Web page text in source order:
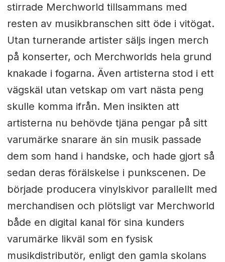
stirrade Merchworld tillsammans med
resten av musikbranschen sitt öde i vitögat.
Utan turnerande artister säljs ingen merch
på konserter, och Merchworlds hela grund
knakade i fogarna. Även artisterna stod i ett
vägskäl utan vetskap om vart nästa peng
skulle komma ifrån. Men insikten att
artisterna nu behövde tjäna pengar på sitt
varumärke snarare än sin musik passade
dem som hand i handske, och hade gjort så
sedan deras förälskelse i punkscenen. De
började producera vinylskivor parallellt med
merchandisen och plötsligt var Merchworld
både en digital kanal för sina kunders
varumärke likväl som en fysisk
musikdistributör, enligt den gamla skolans